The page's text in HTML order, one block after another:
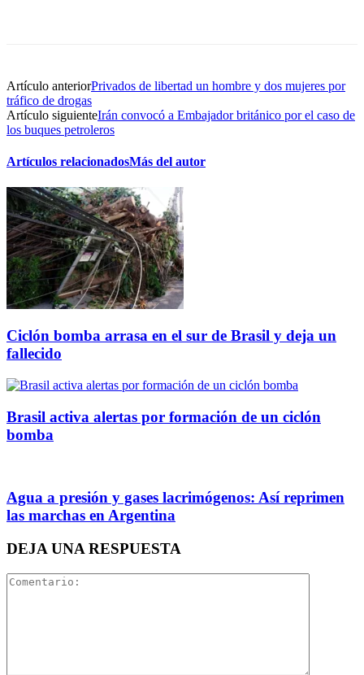
Artículo anteriorPrivados de libertad un hombre y dos mujeres por
tráfico de drogas
Artículo siguienteIrán convocó a Embajador británico por el caso de
los buques petroleros
Artículos relacionadosMás del autor
Ciclón bomba arrasa en el sur de Brasil y deja un
fallecido
Brasil activa alertas por formación de un ciclón
bomba
Agua a presión y gases lacrimógenos: Así reprimen
las marchas en Argentina
DEJA UNA RESPUESTA